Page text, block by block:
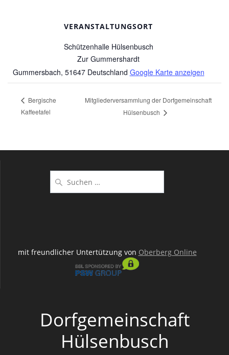
VERANSTALTUNGSORT
Schützenhalle Hülsenbusch
Zur Gummershardt
Gummersbach, 51647 Deutschland Google Karte anzeigen
Bergische
Kaffeetafel
Mitgliederversammlung der Dorfgemeinschaft
Hülsenbusch
nach:
mit freundlicher Untertützung von Oberberg Online
Dorfgemeinschaft
Hülsenbusch